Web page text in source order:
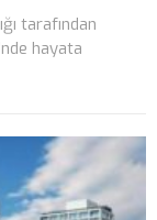
tarafından
hayata